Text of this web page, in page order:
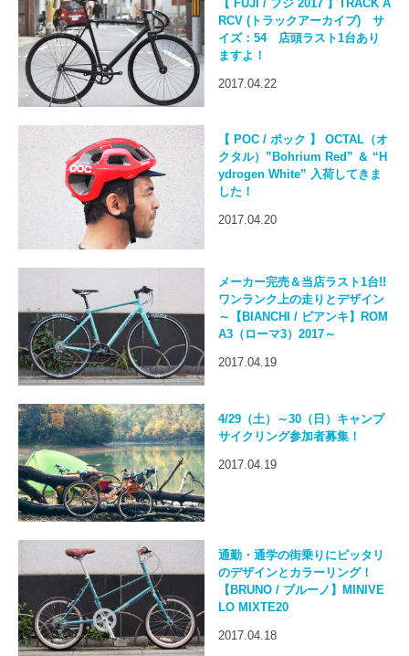
【 FUJI / フジ 2017 】TRACK A
RCV (トラックアーカイブ) サ
イズ：54 店頭ラスト1台あり
ますよ！
2017.04.22
【 POC / ポック 】 OCTAL（オ
クタル）”Bohrium Red” ＆ “H
ydrogen White” 入荷してきま
した！
2017.04.20
メーカー完売＆当店ラスト1台!!
ワンランク上の走りとデザイン
～【BIANCHI / ビアンキ】ROM
A3（ローマ3）2017～
2017.04.19
4/29（土）～30（日）キャンプ
サイクリング参加者募集！
2017.04.19
通勤・通学の街乗りにピッタリ
のデザインとカラーリング！
【BRUNO / ブルーノ】MINIVE
LO MIXTE20
2017.04.18